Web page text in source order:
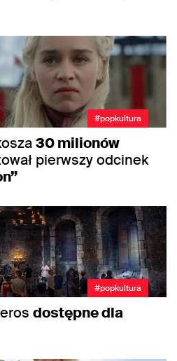
#popkultura
30 milionów
pierwszy odcinek
#popkultura
dostępne dla